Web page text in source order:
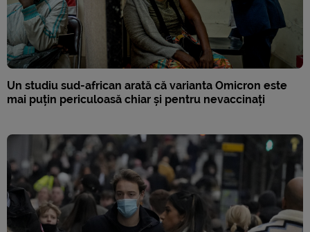
Un studiu sud-african arată că varianta Omicron este
mai puțin periculoasă chiar și pentru nevaccinați